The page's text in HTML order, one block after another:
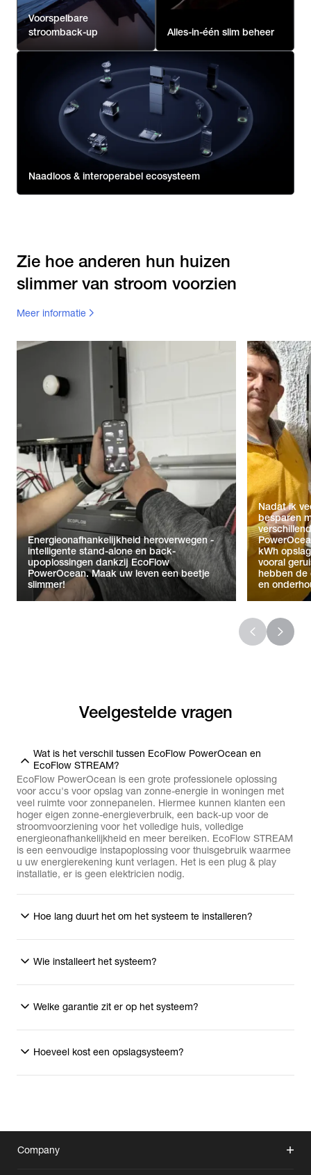
Voorspelbare
stroomback-up
Alles-in-één slim beheer
Naadloos & interoperabel ecosysteem
Zie hoe anderen hun huizen
slimmer van stroom voorzien
Meer informatie
Energieonafhankelijkheid heroverwegen -
intelligente stand-alone en back-
upoplossingen dankzij EcoFlow
PowerOcean. Maak uw leven een beetje
slimmer!
Nadat ik
besparen
kWh
vooral
hebben de
en
Veelgestelde vragen
Wat is het verschil tussen EcoFlow PowerOcean en
EcoFlow STREAM?
EcoFlow PowerOcean is een grote professionele oplossing
voor accu's voor opslag van zonne-energie in woningen met
veel ruimte voor zonnepanelen. Hiermee kunnen klanten een
hoger eigen zonne-energieverbruik, een back-up voor de
stroomvoorziening voor het volledige huis, volledige
energieonafhankelijkheid en meer bereiken. EcoFlow STREAM
is een eenvoudige instapoplossing voor thuisgebruik waarmee
u uw energierekening kunt verlagen. Het is een plug & play
installatie, er is geen elektricien nodig.
Hoe lang duurt het om het systeem te installeren?
Wie installeert het systeem?
Welke garantie zit er op het systeem?
Hoeveel kost een opslagsysteem?
Company